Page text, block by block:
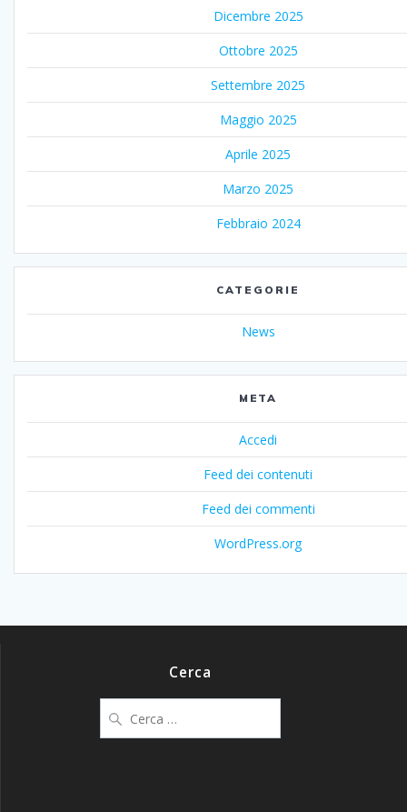
Dicembre 2025
Ottobre 2025
Settembre 2025
Maggio 2025
Aprile 2025
Marzo 2025
Febbraio 2024
CATEGORIE
News
META
Accedi
Feed dei contenuti
Feed dei commenti
WordPress.org
Cerca
per: